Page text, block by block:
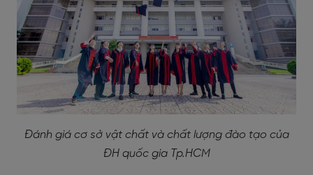
Đánh giá cơ sở vật chất và chất lượng đào tạo của
ĐH quốc gia Tp.HCM